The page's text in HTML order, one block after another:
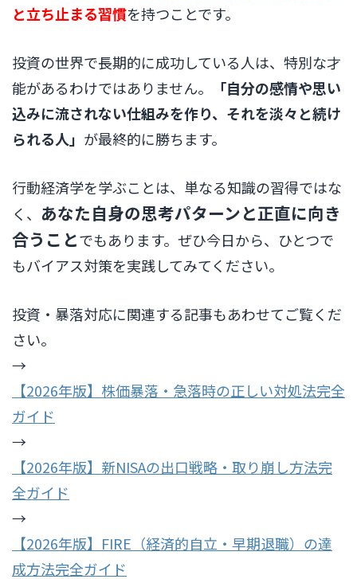
と立ち止まる習慣を持つことです。
投資の世界で長期的に成功している人は、特別な才
能があるわけではありません。
「自分の感情や思い
込みに流されない仕組みを作り、それを淡々と続け
られる人」 が最終的に勝ちます。
行動経済学を学ぶことは、単なる知識の習得ではな
く、 あなた自身の思考パターンと正直に向き
合うことでもあります。ぜひ今日から、ひとつで
もバイアス対策を実践してみてください。
投資・暴落対応に関連する記事もあわせてご覧くだ
さい。
→
【2026年版】株価暴落・急落時の正しい対処法完全
ガイド
→
【2026年版】新NISAの出口戦略・取り崩し方法完
全ガイド
→
【2026年版】FIRE（経済的自立・早期退職）の達
成方法完全ガイド